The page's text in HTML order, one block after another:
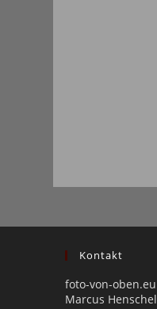
Kontakt
foto-von-oben.eu
Marcus Henschel